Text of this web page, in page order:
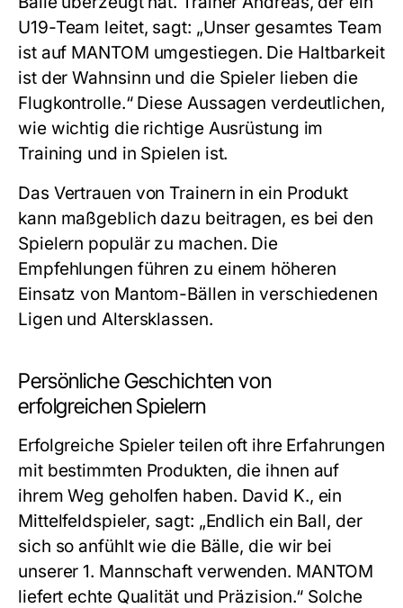
U19-Team leitet, sagt: „Unser gesamtes Team
ist auf MANTOM umgestiegen. Die Haltbarkeit
ist der Wahnsinn und die Spieler lieben die
Flugkontrolle.“ Diese Aussagen verdeutlichen,
wie wichtig die richtige Ausrüstung im
Training und in Spielen ist.
Das Vertrauen von Trainern in ein Produkt
kann maßgeblich dazu beitragen, es bei den
Spielern populär zu machen. Die
Empfehlungen führen zu einem höheren
Einsatz von Mantom-Bällen in verschiedenen
Ligen und Altersklassen.
Persönliche Geschichten von
erfolgreichen Spielern
Erfolgreiche Spieler teilen oft ihre Erfahrungen
mit bestimmten Produkten, die ihnen auf
ihrem Weg geholfen haben. David K., ein
Mittelfeldspieler, sagt: „Endlich ein Ball, der
sich so anfühlt wie die Bälle, die wir bei
unserer 1. Mannschaft verwenden. MANTOM
liefert echte Qualität und Präzision.“ Solche